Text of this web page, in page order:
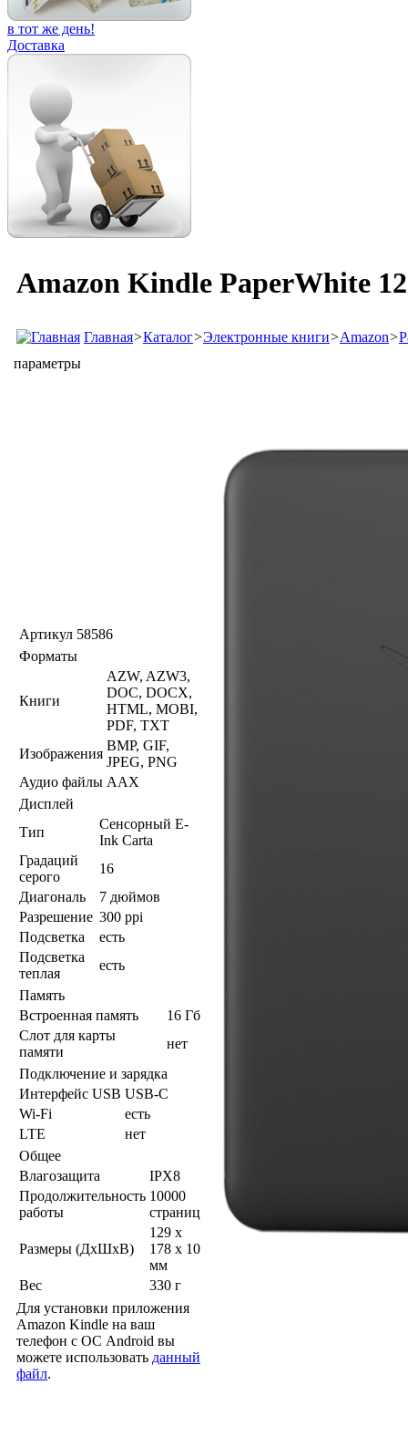
в тот же день!
Доставка
Amazon Kindle PaperWhite
Главная>Каталог>Электронные книги>Amazon>
параметры
Артикул 58586
Форматы
Книги
AZW, AZW3,
DOC, DOCX,
HTML, MOBI,
PDF, TXT
Изображения
BMP, GIF,
JPEG, PNG
Аудио файлы AAX
Дисплей
Тип
Сенсорный E-
Ink Carta
Градаций
серого
16
Диагональ
7 дюймов
Разрешение 300 ppi
Подсветка
есть
Подсветка
теплая
есть
Память
Встроенная память
16 Гб
Слот для карты
памяти
нет
Подключение и зарядка
Интерфейс USB USB-C
Wi-Fi
есть
LTE
нет
Общее
Влагозащита
IPX8
Продолжительность
работы
10000
страниц
Размеры (ДхШхВ)
129 x
178 x 10
мм
Вес
330 г
Для установки приложения
Amazon Kindle на ваш
телефон с ОС Android вы
можете использовать данный
файл.